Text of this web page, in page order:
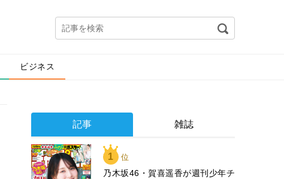
ビジネス
記事 雑誌
1 位
乃木坂46・賀喜遥香が週刊少年チ